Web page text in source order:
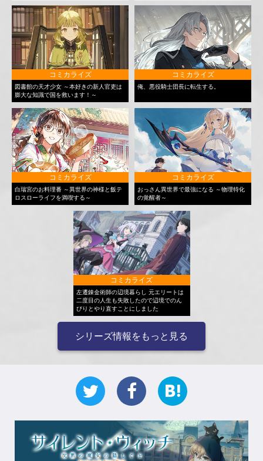
コミカライズ
図書館の天才少女 ～本好きの新人官吏は
膨大な知識で国を救います！～
コミカライズ
俺、悪役騎士団長に転生する。
コミカライズ
白瑞宮のお料理番 ～異世界の神様と飯テ
ロスローライフを満喫する～
コミカライズ
おっさん異世界で最強になる ～物理特化
の覚醒者～
コミカライズ
左遷錬金術師の辺境暮らし 元エリートは
二度目の人生も失敗したので辺境でのん
びりとやり直すことにしました
シリーズ情報をもっと見る